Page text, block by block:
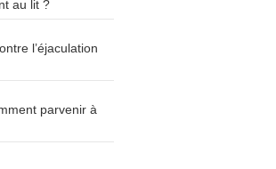
au lit ?
l’éjaculation
parvenir à